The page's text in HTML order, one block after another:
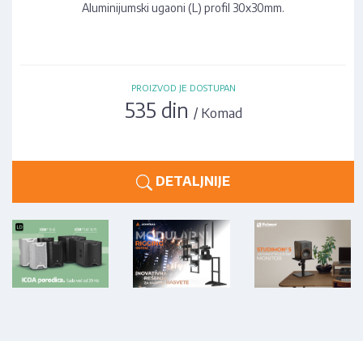
Aluminijumski ugaoni (L) profil 30x30mm.
PROIZVOD JE DOSTUPAN
535 din / Komad
DETALJNIJE